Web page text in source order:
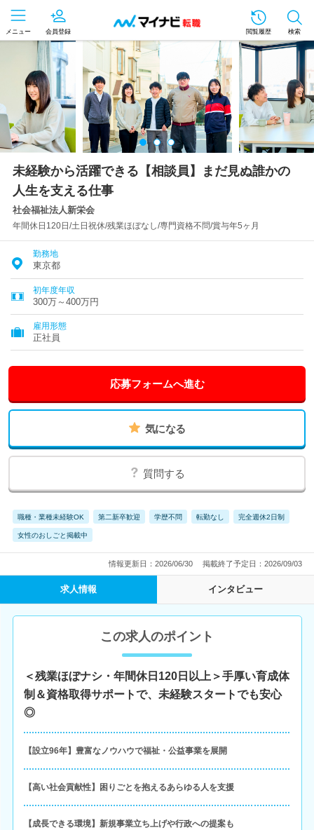
メニュー 会員登録 閲覧履歴 検索
未経験から活躍できる【相談員】まだ見ぬ誰かの
人生を支える仕事
社会福祉法人新栄会
年間休日120日/土日祝休/残業ほぼなし/専門資格不問/賞与年5ヶ月
勤務地
東京都
初年度年収
300万～400万円
雇用形態
正社員
応募フォームへ進む
気になる
質問する
職種・業種未経験OK 第二新卒歓迎 学歴不問 転勤なし 完全週休2日制
女性のおしごと掲載中
情報更新日：2026/06/30 掲載終了予定日：2026/09/03
求人情報 インタビュー
この求人のポイント
＜残業ほぼナシ・年間休日120日以上＞手厚い育成体
制＆資格取得サポートで、未経験スタートでも安心
◎
【設立96年】豊富なノウハウで福祉・公益事業を展開
【高い社会貢献性】困りごとを抱えるあらゆる人を支援
【成長できる環境】新規事業立ち上げや行政への提案も